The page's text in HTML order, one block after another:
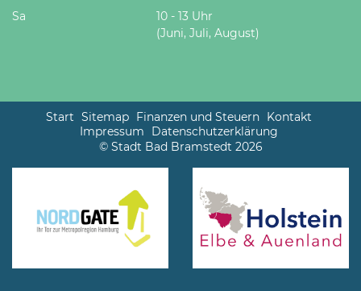
Sa
10 - 13 Uhr
(Juni, Juli, August)
Start Sitemap Finanzen und Steuern Kontakt
Impressum
Datenschutzerklärung
© Stadt Bad Bramstedt 2026